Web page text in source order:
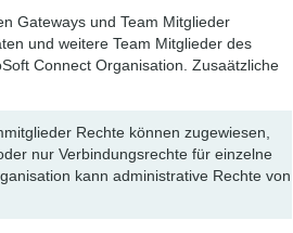
Gateways und Team Mitglieder
und weitere Team Mitglieder des
Connect Organisation. Zusaätzliche
Rechte können zugewiesen,
nur Verbindungsrechte für einzelne
kann administrative Rechte von